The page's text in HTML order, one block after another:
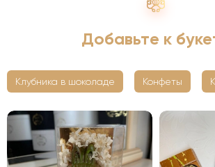
Добавьте к
Клубника в шоколаде Конфеты